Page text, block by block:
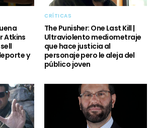
Atkins
y
CRÍTICAS
The Punisher: One Last Kill |
Ultraviolento mediometraje
que hace justicia al
personaje pero le aleja del
público joven